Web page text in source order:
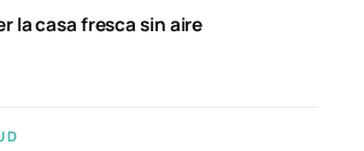
la casa fresca sin aire